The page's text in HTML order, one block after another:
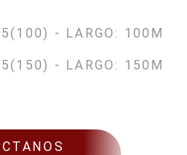
- LARGO: 100M
- LARGO: 150M